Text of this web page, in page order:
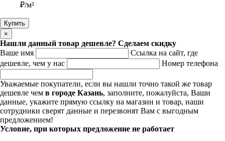
₽/м²
×
Нашли данный товар дешевле? Сделаем скидку
Ваше имя
Ссылка на сайт, где
дешевле, чем у нас
Номер телефона
Уважаемые покупатели, если вы нашли точно такой же товар
дешевле чем в городе Казань, заполните, пожалуйста, Ваши
данные, укажите прямую ссылку на магазин и товар, наши
сотрудники сверят данные и перезвонят Вам с выгодным
предложением!
Условие, при которых предложение не работает